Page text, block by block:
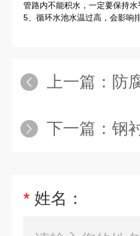
管路内不能积水，一定要保持
5、循环水池水温过高，会影响
上一篇： 防
下一篇： 钢
* 姓名：